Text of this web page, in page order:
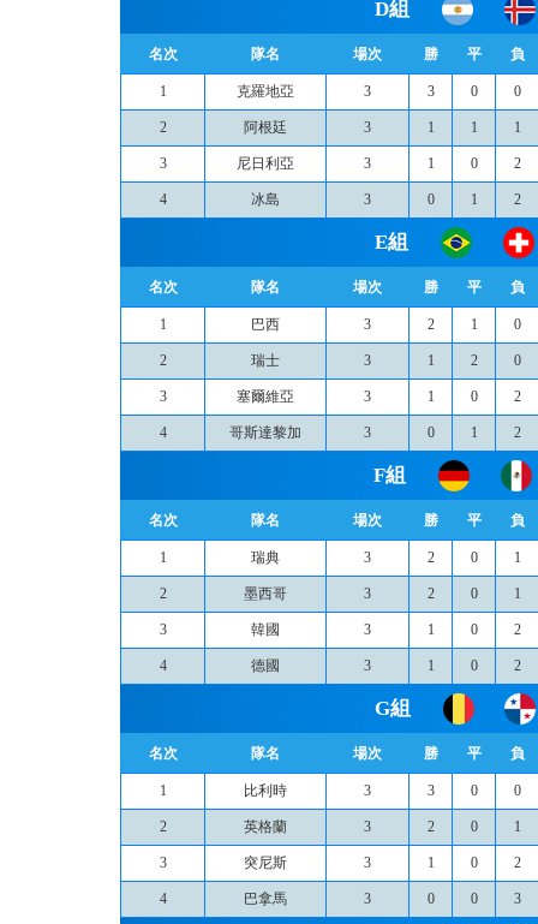
D組
名次 隊名 場次 勝 平 負
1 克羅地亞 3 3 0 0
2 阿根廷 3 1 1 1
3 尼日利亞 3 1 0 2
4 冰島 3 0 1 2
E組
名次 隊名 場次 勝 平 負
1 巴西 3 2 1 0
2 瑞士 3 1 2 0
3 塞爾維亞 3 1 0 2
4 哥斯達黎加 3 0 1 2
F組
名次 隊名 場次 勝 平 負
1 瑞典 3 2 0 1
2 墨西哥 3 2 0 1
3 韓國 3 1 0 2
4 德國 3 1 0 2
G組
名次 隊名 場次 勝 平 負
1 比利時 3 3 0 0
2 英格蘭 3 2 0 1
3 突尼斯 3 1 0 2
4 巴拿馬 3 0 0 3